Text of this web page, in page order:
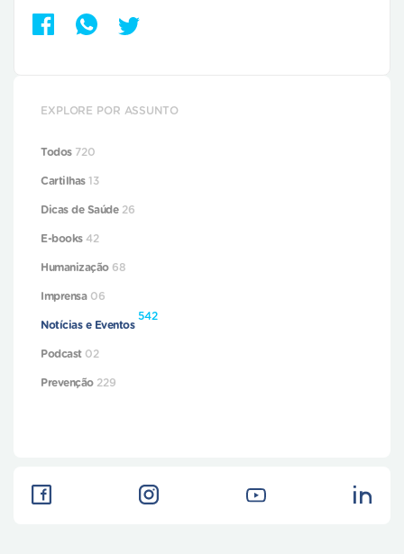
EXPLORE POR ASSUNTO
Todos 720
Cartilhas13
Dicas de Saúde 26
E-books 42
Humanização 68
Imprensa 06
Notícias e Eventos
542
Podcast 02
Prevenção 229